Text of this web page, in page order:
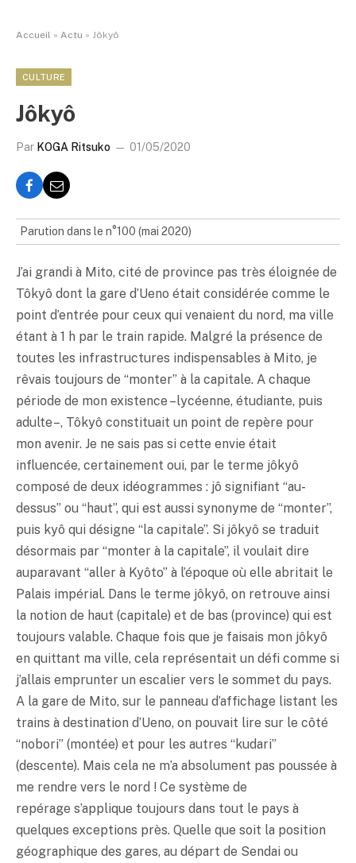
Accueil » Actu » Jôkyô
CULTURE
Jôkyô
Par KOGA Ritsuko 01/05/2020
Parution dans le n°100 (mai 2020)
J’ai grandi à Mito, cité de province pas très éloignée de
Tôkyô dont la gare d’Ueno était considérée comme le
point d’entrée pour ceux qui venaient du nord, ma ville
étant à 1 h par le train rapide. Malgré la présence de
toutes les infrastructures indispensables à Mito, je
rêvais toujours de “monter” à la capitale. A chaque
période de mon existence – lycéenne, étudiante, puis
adulte –, Tôkyô constituait un point de repère pour
mon avenir. Je ne sais pas si cette envie était
influencée, certainement oui, par le terme jôkyô
composé de deux idéogrammes : jô signifiant “au-
dessus” ou “haut”, qui est aussi synonyme de “monter”,
puis kyô qui désigne “la capitale”. Si jôkyô se traduit
désormais par “monter à la capitale”, il voulait dire
auparavant “aller à Kyôto” à l’époque où elle abritait le
Palais impérial. Dans le terme jôkyô, on retrouve ainsi
la notion de haut (capitale) et de bas (province) qui est
toujours valable. Chaque fois que je faisais mon jôkyô
en quittant ma ville, cela représentait un défi comme si
j’allais emprunter un escalier vers le sommet du pays.
A la gare de Mito, sur le panneau d’affichage listant les
trains à destination d’Ueno, on pouvait lire sur le côté
“nobori” (montée) et pour les autres “kudari”
(descente). Mais cela ne m’a absolument pas poussée à
me rendre vers le nord ! Ce système de
repérage s’applique toujours dans tout le pays à
quelques exceptions près. Quelle que soit la position
géographique des gares, au départ de Sendai ou